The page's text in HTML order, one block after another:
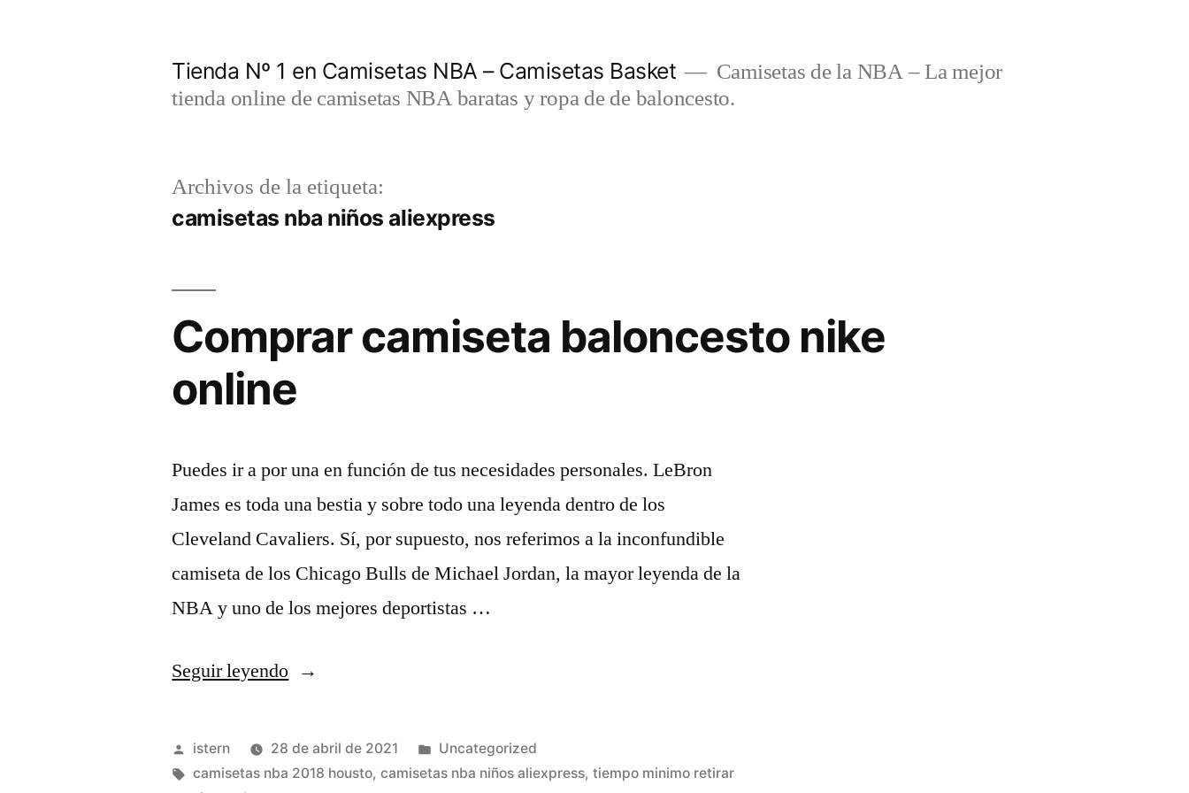
Tienda Nº 1 en Camisetas NBA – Camisetas Basket
Camisetas de la NBA – La mejor
tienda online de camisetas NBA baratas y ropa de de baloncesto.
Archivos de la etiqueta:
camisetas nba niños aliexpress
Comprar camiseta baloncesto nike
online
Puedes ir a por una en función de tus necesidades personales. LeBron
James es toda una bestia y sobre todo una leyenda dentro de los
Cleveland Cavaliers. Sí, por supuesto, nos referimos a la inconfundible
camiseta de los Chicago Bulls de Michael Jordan, la mayor leyenda de la
NBA y uno de los mejores deportistas …
Seguir leyendo«Comprar
baloncesto
nike
Publicado
por
istern 28 de abril de 2021
Publicado
en
Uncategorized
Etiquetas:
camisetas nba 2018 housto,camisetas nba niños aliexpress,tiempo minimo retirar